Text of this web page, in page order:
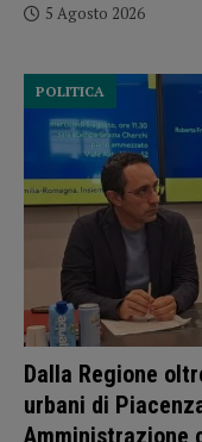
5 Agosto 2026
Dalla Regione
urbani di
Amministrazione
POLITICA